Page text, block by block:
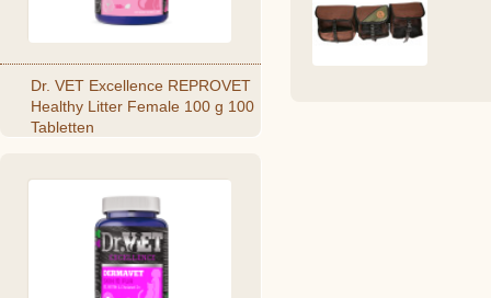
Dr. VET Excellence REPROVET
Healthy Litter Female 100 g 100
Tabletten